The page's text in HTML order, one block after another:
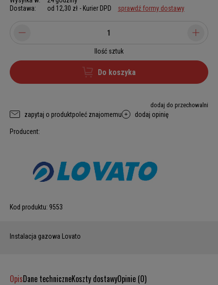
Dostawa:
od 12,30 zł - Kurier DPD sprawdź formy dostawy
Ilość sztuk
Do koszyka
dodaj do przechowalni
zapytaj o produktpoleć znajomemu dodaj opinię
Producent:
Kod produktu: 9553
Instalacja gazowa Lovato
OpisDane techniczneKoszty dostawyOpinie (0)